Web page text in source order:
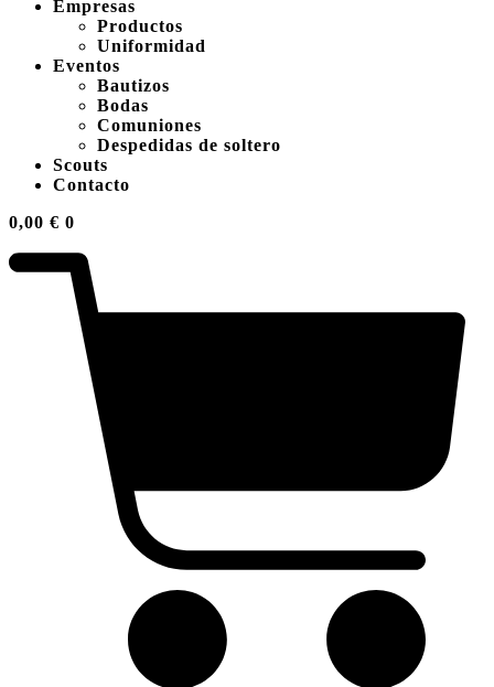
Empresas
Productos
Uniformidad
Eventos
Bautizos
Bodas
Comuniones
Despedidas de soltero
Scouts
Contacto
0,00 € 0